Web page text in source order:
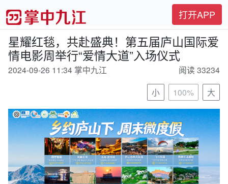
打开APP
星耀红毯，共赴盛典！第五届庐山国际爱
情电影周举行“爱情大道”入场仪式
2024-09-26 11:34 掌中九江
阅读 33234
小
100% 大